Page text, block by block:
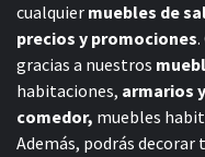
cualquier muebles de
precios y promociones
gracias a nuestros
habitaciones, armarios
comedor, muebles
Además, podrás